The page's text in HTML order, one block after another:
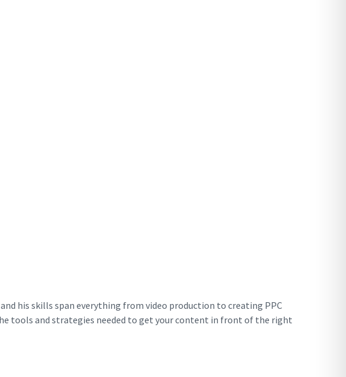
his skills span everything from video production to creating PPC
tools and strategies needed to get your content in front of the right